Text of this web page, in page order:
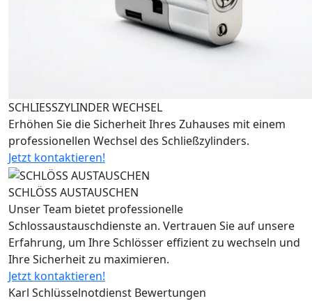
SCHLIESSZYLINDER WECHSEL
Erhöhen Sie die Sicherheit Ihres Zuhauses mit einem
professionellen Wechsel des Schließzylinders.
Jetzt kontaktieren!
SCHLÖSS AUSTAUSCHEN
Unser Team bietet professionelle
Schlossaustauschdienste an. Vertrauen Sie auf unsere
Erfahrung, um Ihre Schlösser effizient zu wechseln und
Ihre Sicherheit zu maximieren.
Jetzt kontaktieren!
Karl Schlüsselnotdienst Bewertungen